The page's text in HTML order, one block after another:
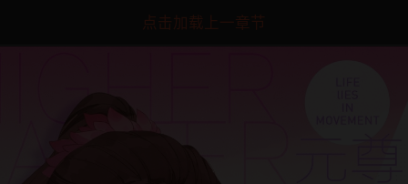
点击加载上一章节